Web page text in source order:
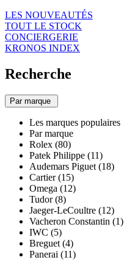
LES NOUVEAUTÉS
TOUT LE STOCK
CONCIERGERIE
KRONOS INDEX
Recherche
Par marque
Les marques populaires
Par marque
Rolex (80)
Patek Philippe (11)
Audemars Piguet (18)
Cartier (15)
Omega (12)
Tudor (8)
Jaeger-LeCoultre (12)
Vacheron Constantin (1)
IWC (5)
Breguet (4)
Panerai (11)